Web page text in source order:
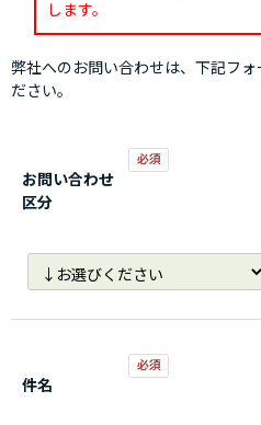
します。
弊社へのお問い合わせは、下記フ
ださい。
お問い合わせ
区分
件名